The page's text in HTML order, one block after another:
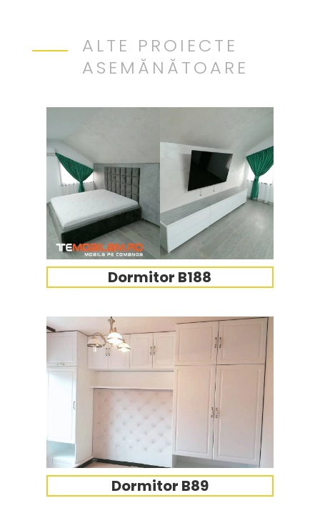
ALTE PROIECTE
ASEMĂNĂTOARE
Dormitor B188
Dormitor B89